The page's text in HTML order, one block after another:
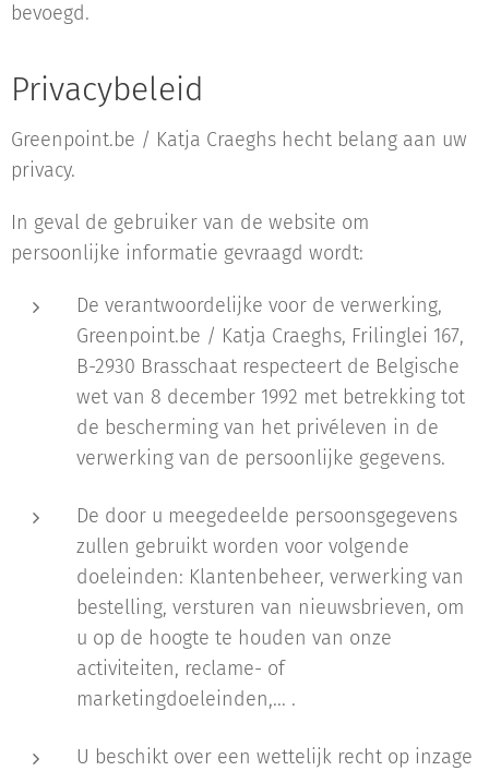
bevoegd.
Privacybeleid
Greenpoint.be / Katja Craeghs hecht belang aan uw
privacy.
In geval de gebruiker van de website om
persoonlijke informatie gevraagd wordt:
De verantwoordelijke voor de verwerking,
Greenpoint.be / Katja Craeghs, Frilinglei 167,
B-2930 Brasschaat respecteert de Belgische
wet van 8 december 1992 met betrekking tot
de bescherming van het privéleven in de
verwerking van de persoonlijke gegevens.
De door u meegedeelde persoonsgegevens
zullen gebruikt worden voor volgende
doeleinden: Klantenbeheer, verwerking van
bestelling, versturen van nieuwsbrieven, om
u op de hoogte te houden van onze
activiteiten, reclame- of
marketingdoeleinden,... .
U beschikt over een wettelijk recht op inzage